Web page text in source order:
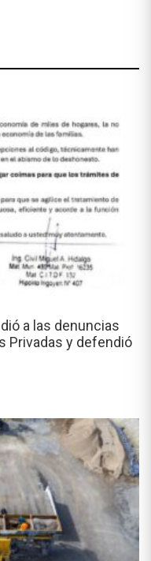
a las denuncias
Privadas y defendió